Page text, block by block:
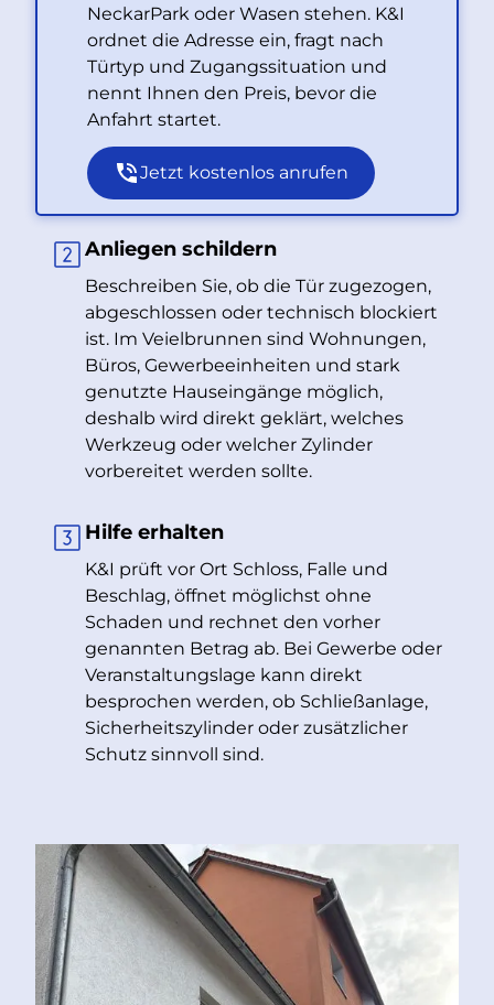
NeckarPark oder Wasen stehen. K&I
ordnet die Adresse ein, fragt nach
Türtyp und Zugangssituation und
nennt Ihnen den Preis, bevor die
Anfahrt startet.
Jetzt kostenlos anrufen
Anliegen schildern
Beschreiben Sie, ob die Tür zugezogen,
abgeschlossen oder technisch blockiert
ist. Im Veielbrunnen sind Wohnungen,
Büros, Gewerbeeinheiten und stark
genutzte Hauseingänge möglich,
deshalb wird direkt geklärt, welches
Werkzeug oder welcher Zylinder
vorbereitet werden sollte.
Hilfe erhalten
K&I prüft vor Ort Schloss, Falle und
Beschlag, öffnet möglichst ohne
Schaden und rechnet den vorher
genannten Betrag ab. Bei Gewerbe oder
Veranstaltungslage kann direkt
besprochen werden, ob Schließanlage,
Sicherheitszylinder oder zusätzlicher
Schutz sinnvoll sind.